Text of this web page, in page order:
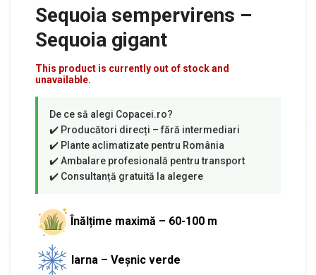
Sequoia sempervirens –
Sequoia gigant
This product is currently out of stock and
unavailable.
Înălțime maximă – 60-100 m
Iarna – Veșnic verde